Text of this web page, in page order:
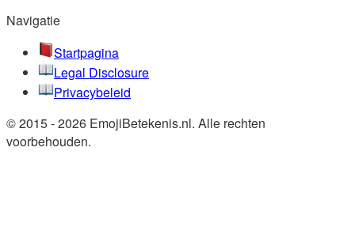
Navigatie
Startpagina
Legal Disclosure
Privacybeleid
© 2015 - 2026 EmojiBetekenis.nl. Alle rechten
voorbehouden.